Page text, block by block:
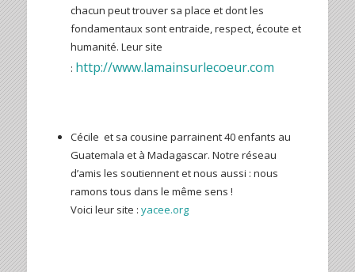
chacun peut trouver sa place et dont les
fondamentaux sont entraide, respect, écoute et
humanité. Leur site
: http://www.lamainsurlecoeur.com
Cécile et sa cousine parrainent 40 enfants au
Guatemala et à Madagascar. Notre réseau
d’amis les soutiennent et nous aussi : nous
ramons tous dans le même sens !
Voici leur site : yacee.org